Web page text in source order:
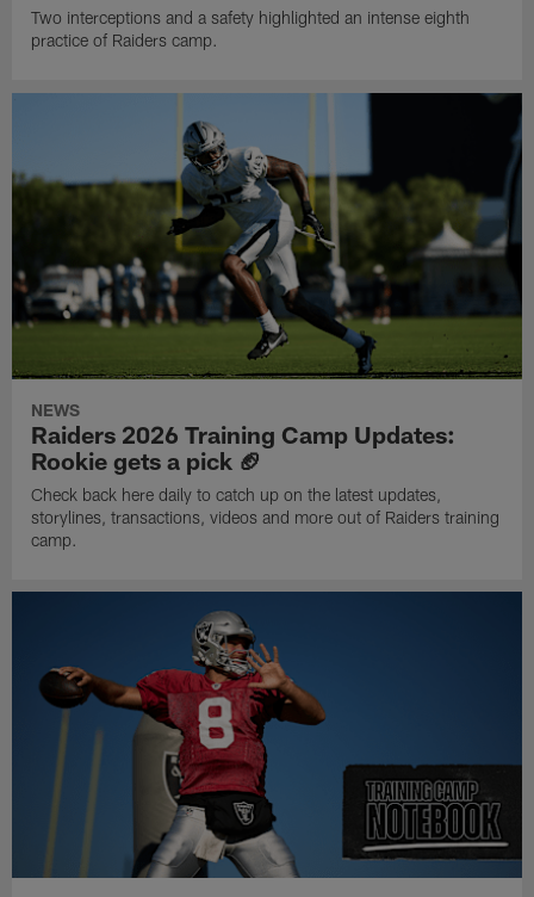
Two interceptions and a safety highlighted an intense eighth
practice of Raiders camp.
NEWS
Raiders 2026 Training Camp Updates:
Rookie gets a pick 🏈
Check back here daily to catch up on the latest updates,
storylines, transactions, videos and more out of Raiders training
camp.